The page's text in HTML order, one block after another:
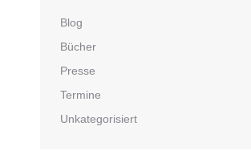
Blog
Bücher
Presse
Termine
Unkategorisiert